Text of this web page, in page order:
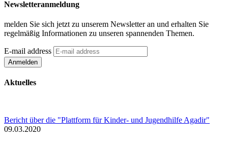
Newsletteranmeldung
melden Sie sich jetzt zu unserem Newsletter an und erhalten Sie
regelmäßig Informationen zu unseren spannenden Themen.
E-mail address
Aktuelles
Bericht über die "Plattform für Kinder- und Jugendhilfe Agadir"
09.03.2020